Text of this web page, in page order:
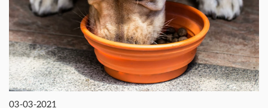
03-03-2021